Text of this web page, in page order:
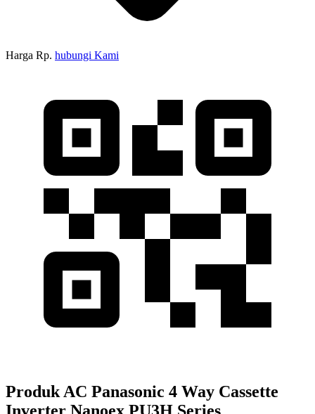
Harga Rp. hubungi Kami
Produk AC Panasonic 4 Way Cassette
Inverter Nanoex PU3H Series